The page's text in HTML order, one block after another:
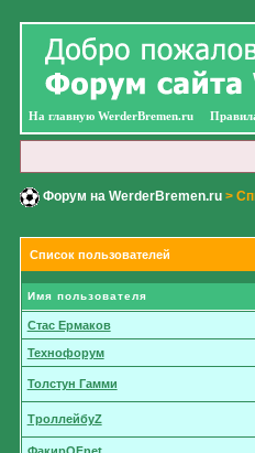
На главную WerderBremen.ru
Форум на WerderBremen.ru>
Список пользователей
Имя пользователя
Стас Ермаков
Технофорум
Толстун Гамми
ТроллейбуZ